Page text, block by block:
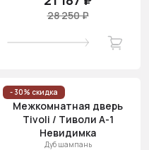
28 250 ₽
- 30% скидка
Межкомнатная дверь
Tivoli / Тиволи А-1
Невидимка
Дуб шампань